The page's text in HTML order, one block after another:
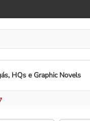
HQs e Graphic Novels